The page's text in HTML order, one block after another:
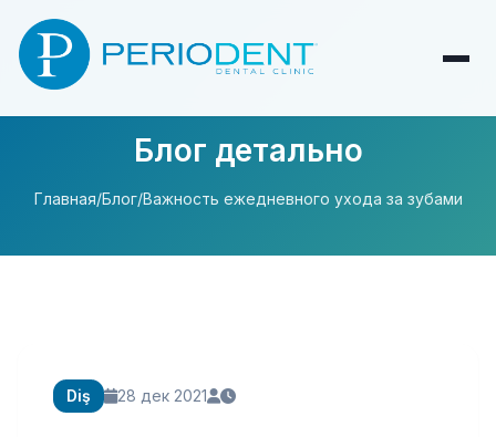
Блог детально
Главная/Блог/Важность ежедневного ухода за зубами
Diş 28 дек 2021